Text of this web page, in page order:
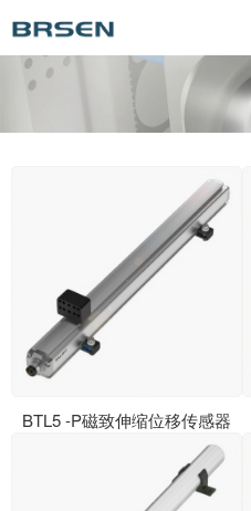
BTL5 -P磁致伸缩位移传感器